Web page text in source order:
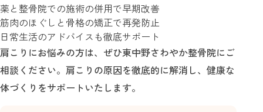
薬と整骨院での施術の併用で早期改善
筋肉のほぐしと骨格の矯正で再発防止
日常生活のアドバイスも徹底サポート
肩こりにお悩みの方は、ぜひ東中野さわやか整骨院にご
相談ください。肩こりの原因を徹底的に解消し、健康な
体づくりをサポートいたします。